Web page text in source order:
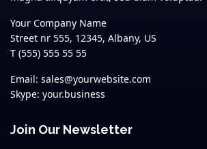
Your Company Name
Street nr 555, 12345, Albany, US
T (555) 555 55 55
Email: sales@yourwebsite.com
Skype: your.business
Join Our Newsletter